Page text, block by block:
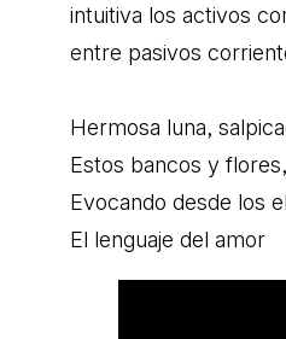
intuitiva los activos
entre pasivos
Hermosa luna,
Estos bancos y flores,
Evocando desde los
El lenguaje del amor